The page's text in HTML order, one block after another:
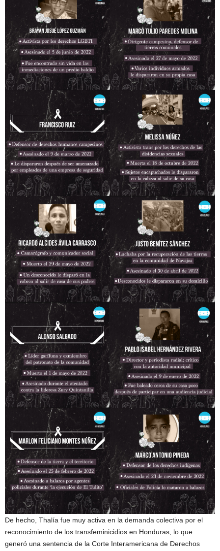
De hecho, Thalía fue muy activa en la demanda colectiva por el
reconocimiento de los transfeminicidios en Honduras, lo que
generó una sentencia de la Corte Interamericana de Derechos